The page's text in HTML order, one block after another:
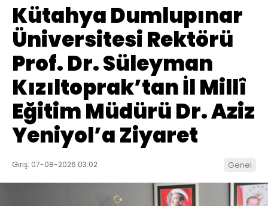
Kütahya Dumlupınar
Üniversitesi Rektörü
Prof. Dr. Süleyman
Kızıltoprak’tan İl Millî
Eğitim Müdürü Dr. Aziz
Yeniyol’a Ziyaret
Giriş: 07-08-2026 03:02 Genel